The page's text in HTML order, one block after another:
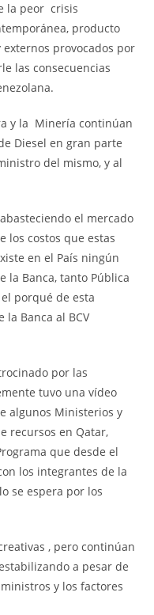
la peor crisis
producto
provocados por
las consecuencias
y la Minería continúan
Diesel en gran parte
del mismo, y al
el mercado
los costos que estas
en el País ningún
la Banca, tanto Pública
porqué de esta
Banca al BCV
por las
tuvo una vídeo
algunos Ministerios y
recursos en Qatar,
que desde el
los integrantes de la
se espera por los
, pero continúan
a pesar de
y los factores